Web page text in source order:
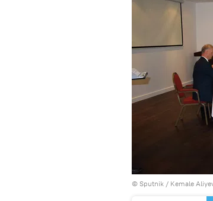
© Sputnik / Kemale